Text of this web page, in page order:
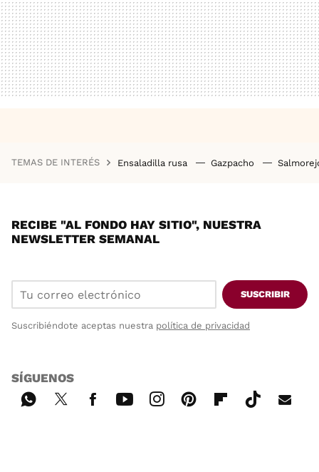
TEMAS DE INTERÉS Ensaladilla rusa Gazpacho
RECIBE "AL FONDO HAY SITIO", NUESTRA
NEWSLETTER SEMANAL
SUSCRIBIR
Suscribiéndote aceptas nuestra política de privacidad
SÍGUENOS